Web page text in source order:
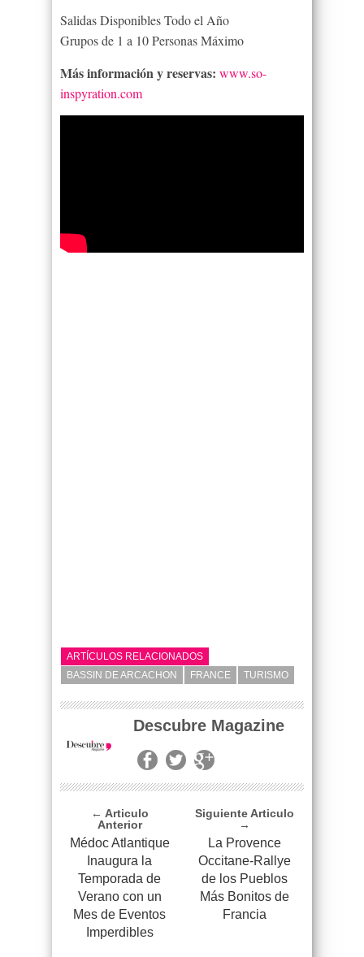
Salidas Disponibles Todo el Año
Grupos de 1 a 10 Personas Máximo
Más información y reservas: www.so-
inspyration.com
ARTÍCULOS RELACIONADOS
BASSIN DE ARCACHON
FRANCE TURISMO
Descubre Magazine
← Articulo
Anterior
Médoc Atlantique
Inaugura la
Temporada de
Verano con un
Mes de Eventos
Imperdibles
Siguiente Articulo
→
La Provence
Occitane-Rallye
de los Pueblos
Más Bonitos de
Francia